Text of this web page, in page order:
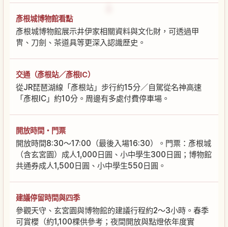
彥根城博物館看點
彥根城博物館展示井伊家相關資料與文化財，可透過甲
冑、刀劍、茶道具等更深入認識歷史。
交通（彥根站／彥根IC）
從JR琵琶湖線「彥根站」步行約15分／自駕從名神高速
「彥根IC」約10分。周邊有多處付費停車場。
開放時間・門票
開放時間8:30～17:00（最後入場16:30）。門票：彥根城
（含玄宮園）成人1,000日圓、小中學生300日圓；博物館
共通券成人1,500日圓、小中學生550日圓。
建議停留時間與四季
參觀天守、玄宮園與博物館的建議行程約2～3小時。春季
可賞櫻（約1,100棵供參考；夜間開放與點燈依年度實